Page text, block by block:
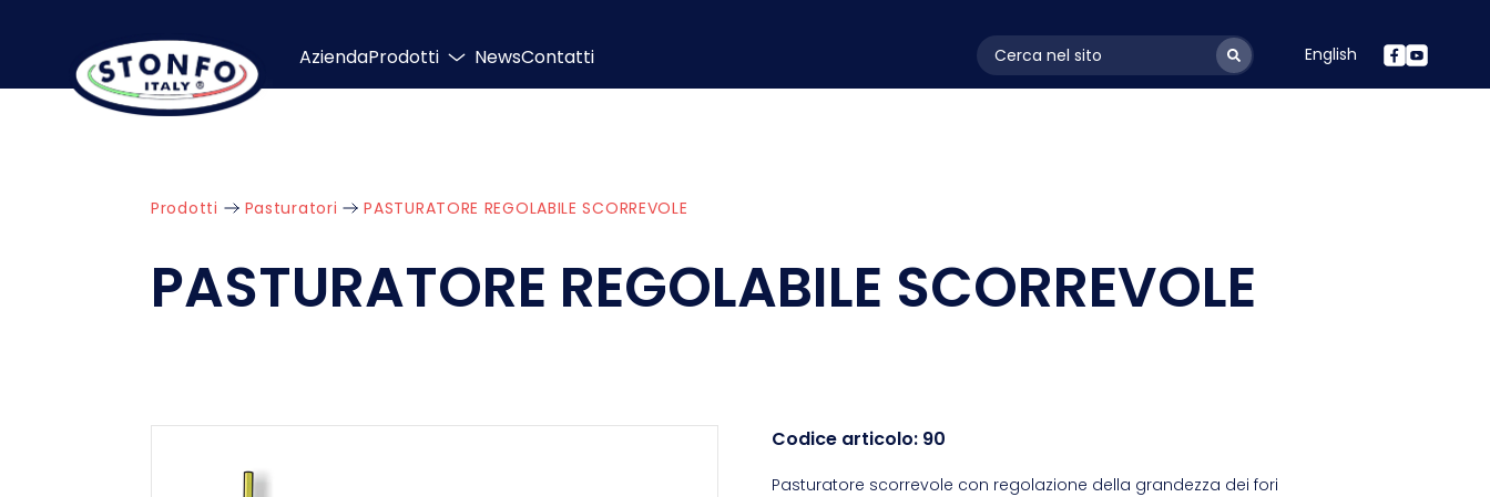
AziendaProdotti NewsContatti layoutSearchLabel English
Prodotti Pasturatori PASTURATORE REGOLABILE SCORREVOLE
PASTURATORE REGOLABILE SCORREVOLE
Codice articolo: 90
Pasturatore scorrevole con regolazione della grandezza dei fori